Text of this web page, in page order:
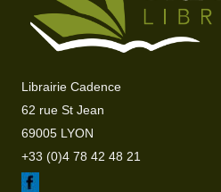
Librairie Cadence
62 rue St Jean
69005 LYON
+33 (0)4 78 42 48 21